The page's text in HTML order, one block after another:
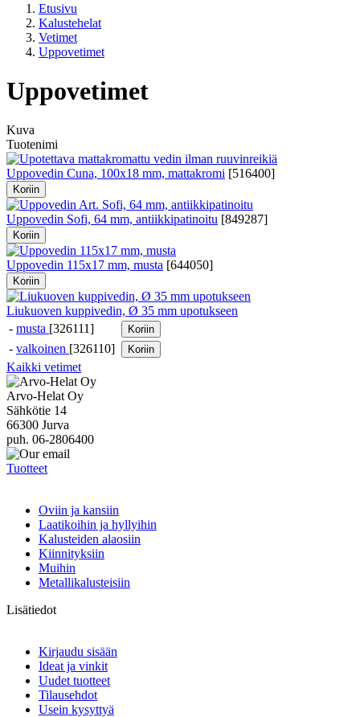
Etusivu
Kalustehelat
Vetimet
Uppovetimet
Uppovetimet
Kuva
Tuotenimi
Uppovedin Cuna, 100x18 mm, mattakromi [516400]
Koriin
Uppovedin Sofi, 64 mm, antiikkipatinoitu [849287]
Koriin
Uppovedin 115x17 mm, musta [644050]
Koriin
Liukuoven kuppivedin, Ø 35 mm upotukseen
- musta [326111] Koriin
- valkoinen [326110] Koriin
Kaikki vetimet
Arvo-Helat Oy
Sähkötie 14
66300 Jurva
puh. 06-2806400
Tuotteet
Oviin ja kansiin
Laatikoihin ja hyllyihin
Kalusteiden alaosiin
Kiinnityksiin
Muihin
Metallikalusteisiin
Lisätiedot
Kirjaudu sisään
Ideat ja vinkit
Uudet tuotteet
Tilausehdot
Usein kysyttyä